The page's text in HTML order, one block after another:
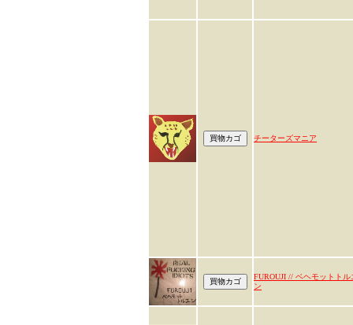
チーターズマニア
FUROUJI // ベヘモットトル
ン